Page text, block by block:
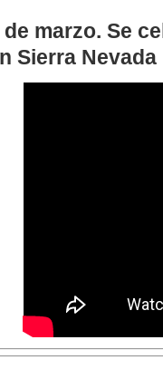
de marzo. Se
Sierra Nevada